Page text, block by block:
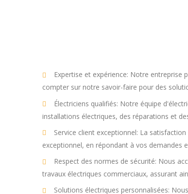
Expertise et expérience: Notre entreprise
compter sur notre savoir-faire pour des
Électriciens qualifiés: Notre équipe
installations électriques, des réparations et
Service client exceptionnel: La
exceptionnel, en répondant à vos demandes
Respect des normes de sécurité: Nous
travaux électriques commerciaux, assurant
Solutions électriques personnalisées: